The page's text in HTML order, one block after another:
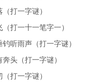
打一字谜）
打一十一笔字一）
听雨声（打一字谜）
头（打一字谜）
打一字谜）